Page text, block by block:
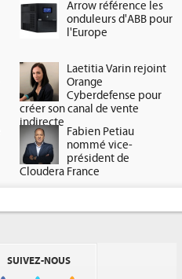
Arrow référence les
onduleurs d'ABB pour
l'Europe
Laetitia Varin rejoint
Orange
Cyberdefense pour
créer son canal de vente
indirecte
Fabien Petiau
nommé vice-
président de
Cloudera France
SUIVEZ-NOUS